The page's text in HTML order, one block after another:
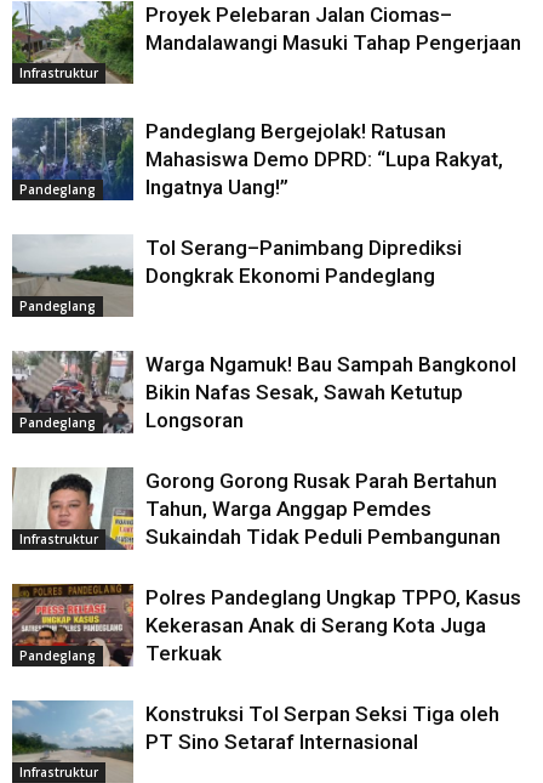
Infrastruktur
Proyek Pelebaran Jalan Ciomas–
Mandalawangi Masuki Tahap Pengerjaan
Pandeglang
Pandeglang Bergejolak! Ratusan
Mahasiswa Demo DPRD: “Lupa Rakyat,
Ingatnya Uang!”
Pandeglang
Tol Serang–Panimbang Diprediksi
Dongkrak Ekonomi Pandeglang
Pandeglang
Warga Ngamuk! Bau Sampah Bangkonol
Bikin Nafas Sesak, Sawah Ketutup
Longsoran
Infrastruktur
Gorong Gorong Rusak Parah Bertahun
Tahun, Warga Anggap Pemdes
Sukaindah Tidak Peduli Pembangunan
Pandeglang
Polres Pandeglang Ungkap TPPO, Kasus
Kekerasan Anak di Serang Kota Juga
Terkuak
Infrastruktur
Konstruksi Tol Serpan Seksi Tiga oleh
PT Sino Setaraf Internasional